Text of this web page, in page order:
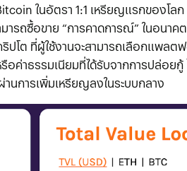
ในอัตรา 1:1 เหรียญแรกของโลก
ถซื้อขาย “การคาดการณ์” ในอนาค
ปโต ที่ผู้ใช้งานจะสามารถเลือกแพ
อค่าธรรมเนียมที่ได้รับจากการปล่อย
นการเพิ่มเหรียญลงในระบบกลาง